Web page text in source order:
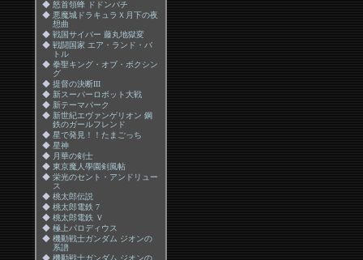
◆ 怒首領蜂 ドドンパチ
◆ 悪魔城ドラキュラＸ月下の夜
想曲
◆ 戦国サイバー 藤丸地獄変
◆ 戦闘国家 エア・ランド・バ
トル
◆ 拳聖キング・オブ・ボクシン
グ
◆ 提督の決断III
◆ 新スーパーロボット大戦
◆ 新テーマパーク
◆ 新世紀エヴァンゲリオン 鋼
鉄のガールフレンド
◆ 星で発見！！たまごっち
◆ 星神
◆ 月華の剣士
◆ 東京魔人學園剣風帖
◆ 栄光のセント・アンドリュー
ス
◆ 桃太郎伝説
◆ 桃太郎電鉄 7
◆ 桃太郎電鉄 Ｖ
◆ 極上パロディウス
◆ 機動戦士ガンダム ジオンの
系譜
◆ 機動戦士ガンダム ジオンの